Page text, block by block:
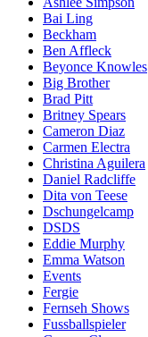
Bai Ling
Beckham
Ben Affleck
Beyonce Knowles
Big Brother
Brad Pitt
Britney Spears
Cameron Diaz
Carmen Electra
Christina Aguilera
Daniel Radcliffe
Dita von Teese
Dschungelcamp
DSDS
Eddie Murphy
Emma Watson
Events
Fergie
Fernseh Shows
Fussballspieler